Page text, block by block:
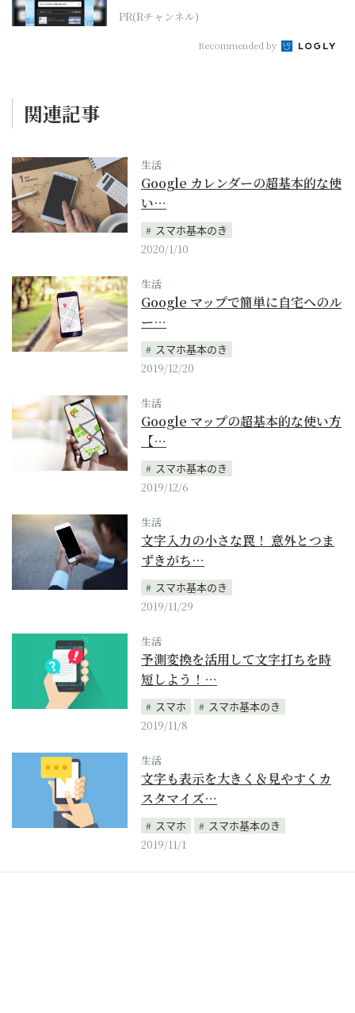
PR(Rチャンネル)
Recommended by
関連記事
生活
Google カレンダーの超基本的な使
い…
スマホ基本のき
2020/1/10
生活
Google マップで簡単に自宅へのル
ー…
スマホ基本のき
2019/12/20
生活
Google マップの超基本的な使い方
【…
スマホ基本のき
2019/12/6
生活
文字入力の小さな罠！ 意外とつま
ずきがち…
スマホ基本のき
2019/11/29
生活
予測変換を活用して文字打ちを時
短しよう！…
スマホ
スマホ基本のき
2019/11/8
生活
文字も表示を大きく＆見やすくカ
スタマイズ…
スマホ
スマホ基本のき
2019/11/1